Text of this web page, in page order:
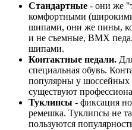
Стандартные - они же
комфортными
шипами, они же пины,
и не съемные, BMX
шипами.
Контактные педали.
специальная обувь.
популярны у шоссейных
существуют
Туклипсы - фиксация
ремешка. Туклипсы не
пользуются